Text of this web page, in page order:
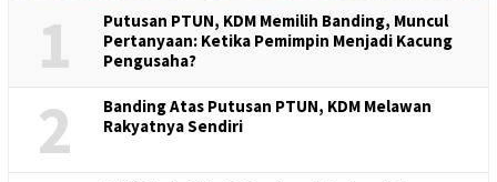
1
Putusan PTUN, KDM Memilih Banding, Muncul
Pertanyaan: Ketika Pemimpin Menjadi Kacung
Pengusaha?
2
Banding Atas Putusan PTUN, KDM Melawan
Rakyatnya Sendiri